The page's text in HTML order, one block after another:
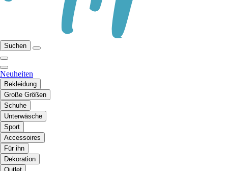
Suchen
Neuheiten
Bekleidung
Große Größen
Schuhe
Unterwäsche
Sport
Accessoires
Für ihn
Dekoration